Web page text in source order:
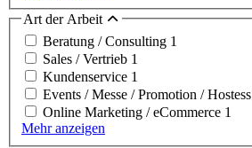
Art der Arbeit
Beratung / Consulting 1
Sales / Vertrieb 1
Kundenservice 1
Events / Messe / Promotion / Hostess
Online Marketing / eCommerce 1
Mehr anzeigen